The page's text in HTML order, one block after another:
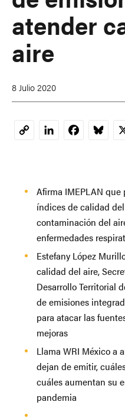
atender
aire
8 Julio 2020
CopyLinkedInFacebook X
Afirma IMEPLAN
índices de calidad
contaminación del
enfermedades
Estefany López
calidad del aire,
Desarrollo Territorial
de emisiones
para atacar las
mejoras
Llama WRI México a
dejan de emitir,
cuáles aumentan su
pandemia